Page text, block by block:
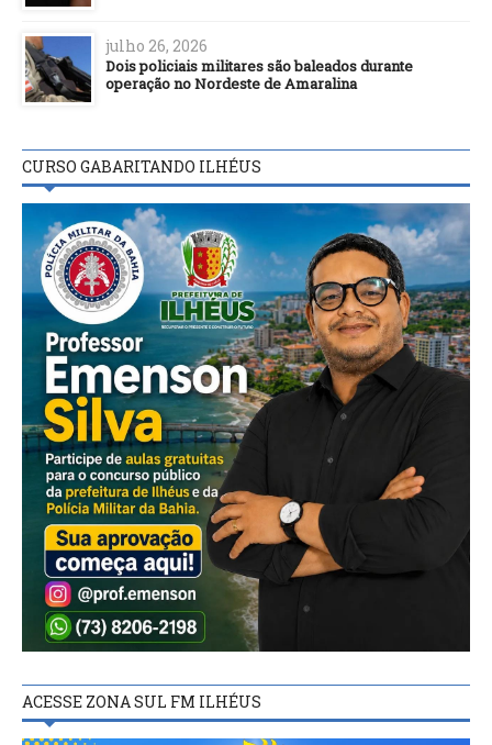
julho 26, 2026
Dois policiais militares são baleados durante
operação no Nordeste de Amaralina
CURSO GABARITANDO ILHÉUS
ACESSE ZONA SUL FM ILHÉUS